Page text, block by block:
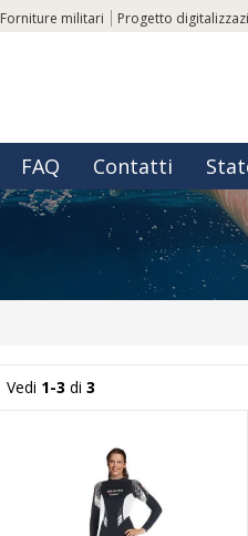
Forniture militari Progetto
FAQ Contatti
Vedi 1-3 di3